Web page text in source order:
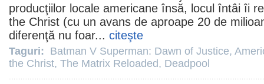
producţiilor locale americane însă, locul întâi îi
the Christ (cu un avans de aproape 20 de
diferenţă nu foar... citeşte
Taguri: Batman V Superman: Dawn of Justice,
the Christ, The Matrix Reloaded, Deadpool